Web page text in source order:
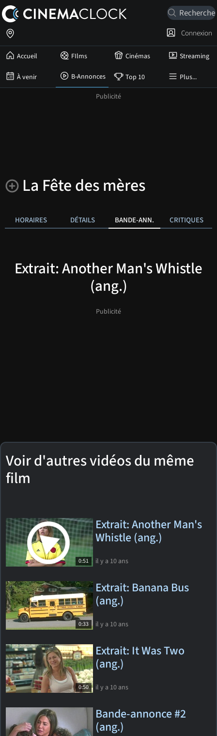
Accueil FIlms Cinémas Streaming
À venir B-Annonces Top 10 Plus...
Connexion
La Fête des mères
HORAIRES DÉTAILS BANDE-ANN. CRITIQUES
Extrait: Another Man's Whistle
(ang.)
Voir d'autres vidéos du même
film
0:51
Extrait: Another Man's
Whistle (ang.)
il y a 10 ans
0:33
Extrait: Banana Bus
(ang.)
il y a 10 ans
0:50
Extrait: It Was Two
(ang.)
il y a 10 ans
Bande-annonce #2
(ang.)